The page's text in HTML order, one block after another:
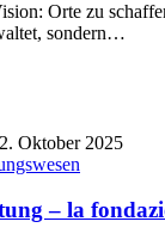
Orte zu
sondern…
Oktober 2025
– la